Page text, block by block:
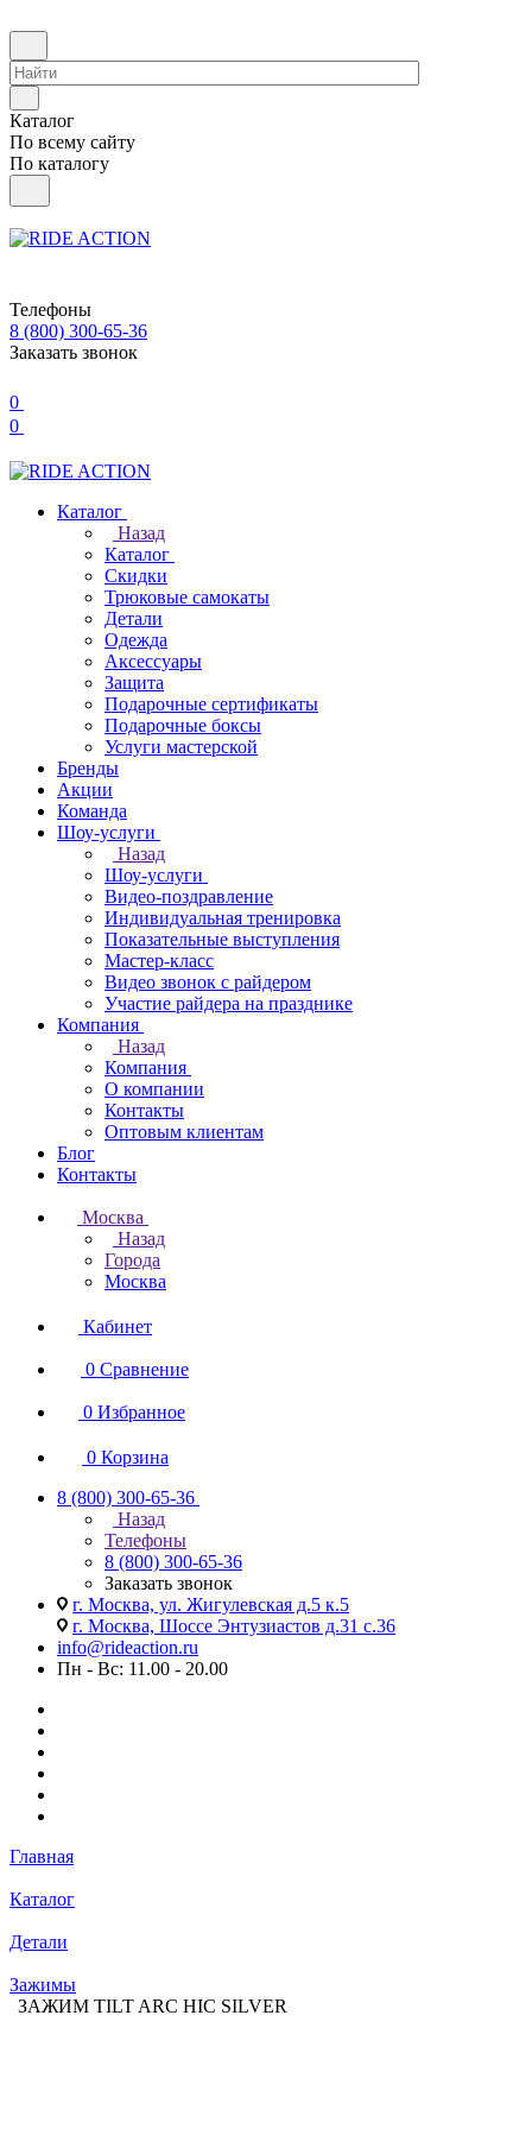
Каталог
По всему сайту
По каталогу
Телефоны
8 (800) 300-65-36
Заказать звонок
0
0
Каталог
Назад
Каталог
Скидки
Трюковые самокаты
Детали
Одежда
Аксессуары
Защита
Подарочные сертификаты
Подарочные боксы
Услуги мастерской
Бренды
Акции
Команда
Шоу-услуги
Назад
Шоу-услуги
Видео-поздравление
Индивидуальная тренировка
Показательные выступления
Мастер-класс
Видео звонок с райдером
Участие райдера на празднике
Компания
Назад
Компания
О компании
Контакты
Оптовым клиентам
Блог
Контакты
Москва
Назад
Города
Москва
Кабинет
0 Сравнение
0 Избранное
0 Корзина
8 (800) 300-65-36
Назад
Телефоны
8 (800) 300-65-36
Заказать звонок
г. Москва, ул. Жигулевская д.5 к.5
г. Москва, Шоссе Энтузиастов д.31 с.36
info@rideaction.ru
Пн - Вс: 11.00 - 20.00
Главная
Каталог
Детали
Зажимы
ЗАЖИМ TILT ARC HIC SILVER